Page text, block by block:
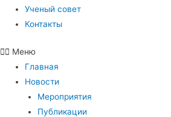
Ученый совет
Контакты
Меню
Главная
Новости
Мероприятия
Публикации